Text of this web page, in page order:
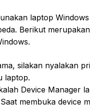
laptop
Berikut
silakan nyalakan
laptop.
Device Manager
membuka device